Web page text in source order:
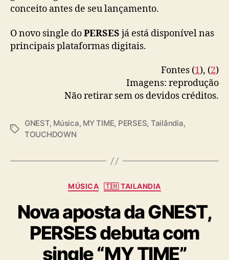
N
conceito antes de seu lançamento.
O novo single doPERSES já está disponível nas
principais plataformas digitais.
Fontes (1), (2)
Imagens: reprodução
Não retirar sem os devidos créditos.
T
s
GNEST, Música, MY TIME, PERSES, Tailândia,
TOUCHDOWN
C
t
e
g
o
r
MÚSICA 🇹🇭 TAILANDIA
Nova aposta da GNEST,
PERSES debuta com
single “MY TIME”